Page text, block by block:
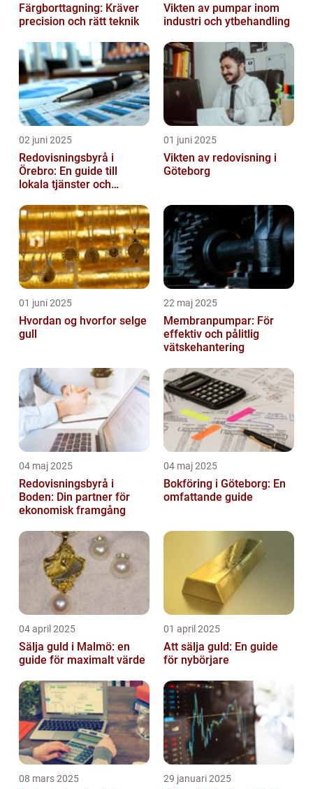
Färgborttagning: Kräver
precision och rätt teknik
Vikten av pumpar inom
industri och ytbehandling
02 juni 2025
Redovisningsbyrå i
Örebro: En guide till
lokala tjänster och
01 juni 2025
Vikten av redovisning i
Göteborg
01 juni 2025
Hvordan og hvorfor selge
gull
22 maj 2025
Membranpumpar: För
effektiv och pålitlig
vätskehantering
04 maj 2025
Redovisningsbyrå i
Boden: Din partner för
ekonomisk framgång
04 maj 2025
Bokföring i Göteborg: En
omfattande guide
04 april 2025
Sälja guld i Malmö: en
guide för maximalt värde
01 april 2025
Att sälja guld: En guide
för nybörjare
08 mars 2025 29 januari 2025